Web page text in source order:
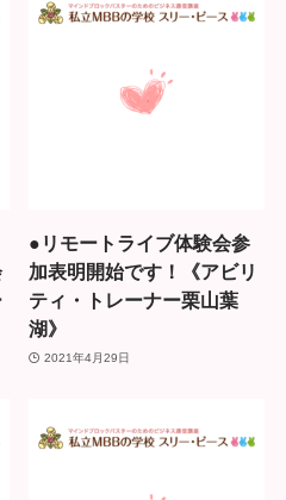
●リモートライブ体験会参
加表明開始です！《アビリ
ティ・トレーナー栗山葉
湖》
2021年4月29日